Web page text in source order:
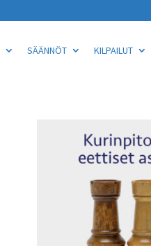
SÄÄNNÖT KILPAILUT